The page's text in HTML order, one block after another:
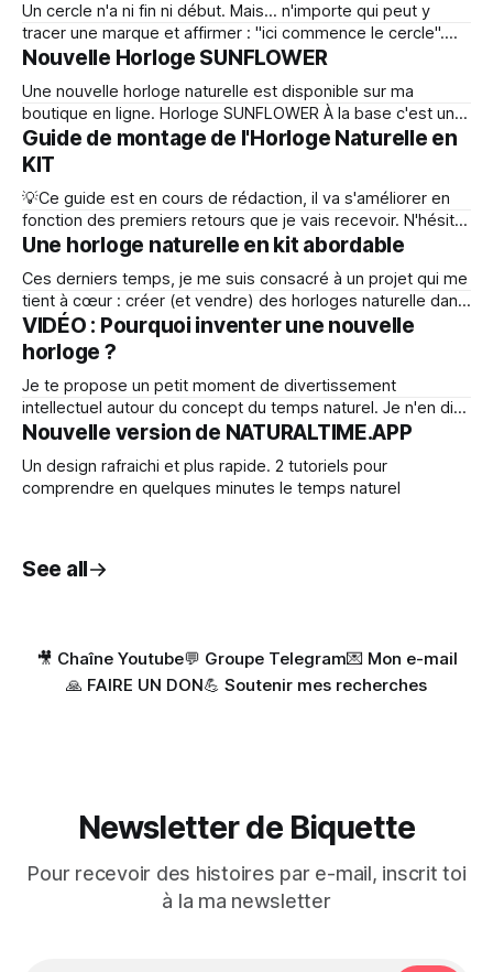
partageant une vidéo ou simplement en envoyant
Un cercle n'a ni fin ni début. Mais... n'importe qui peut y
tracer une marque et affirmer : "ici commence le cercle".
L'année civile commence en janvier. Pourquoi pas ? Cette
Ce sont plutôt
Nouvelle Horloge SUNFLOWER
Une nouvelle horloge naturelle est disponible sur ma
boutique en ligne. Horloge SUNFLOWER À la base c'est un
modèle que j'ai créé pour moi-même. Mon envie de la
réaliser est venue à la découverte d'un crop-circle qui
Guide de montage de l'Horloge Naturelle en
KIT
💡Ce guide est en cours de rédaction, il va s'améliorer en
fonction des premiers retours que je vais recevoir. N'hésite
pas à me contacter en cas de question ou de problème
l'Horloge Naturelle en
Une horloge naturelle en kit abordable
Ces derniers temps, je me suis consacré à un projet qui me
tient à cœur : créer (et vendre) des horloges naturelle dans
le monde physique. Cette aventure est la combinaison de
deux élans : * mon désir de voir ce concept faire son
chemin dans la matière en provoquant au passage
quelques
VIDÉO : Pourquoi inventer une nouvelle
horloge ?
Je te propose un petit moment de divertissement
intellectuel autour du concept du temps naturel. Je n'en dit
pas plus. Bonne vidéo ;-)
Nouvelle version de NATURALTIME.APP
Un design rafraichi et plus rapide. 2 tutoriels pour
comprendre en quelques minutes le temps naturel
See all
🎥 Chaîne Youtube💬 Groupe Telegram💌 Mon e-mail
🙏 FAIRE UN DON💪 Soutenir mes recherches
Newsletter de Biquette
Pour recevoir des histoires par e-mail, inscrit toi
à la ma newsletter